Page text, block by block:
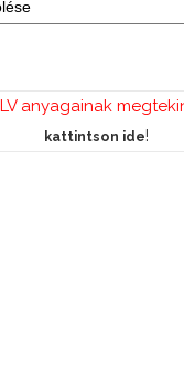
anyagainak
kattintson ide!